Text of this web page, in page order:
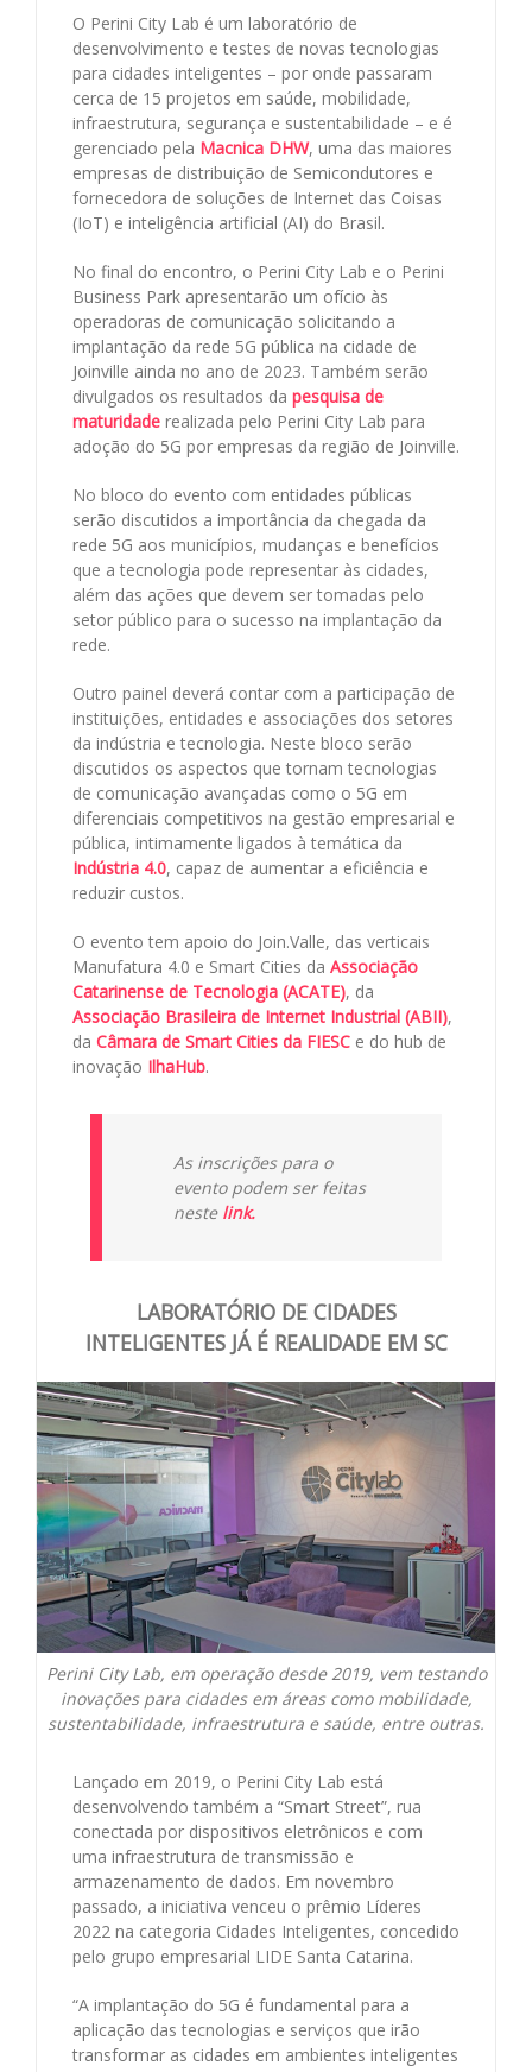
O Perini City Lab é um laboratório de
desenvolvimento e testes de novas tecnologias
para cidades inteligentes – por onde passaram
cerca de 15 projetos em saúde, mobilidade,
infraestrutura, segurança e sustentabilidade – e é
gerenciado pela Macnica DHW, uma das maiores
empresas de distribuição de Semicondutores e
fornecedora de soluções de Internet das Coisas
(IoT) e inteligência artificial (AI) do Brasil.
No final do encontro, o Perini City Lab e o Perini
Business Park apresentarão um ofício às
operadoras de comunicação solicitando a
implantação da rede 5G pública na cidade de
Joinville ainda no ano de 2023. Também serão
divulgados os resultados da pesquisa de
maturidade realizada pelo Perini City Lab para
adoção do 5G por empresas da região de Joinville.
No bloco do evento com entidades públicas
serão discutidos a importância da chegada da
rede 5G aos municípios, mudanças e benefícios
que a tecnologia pode representar às cidades,
além das ações que devem ser tomadas pelo
setor público para o sucesso na implantação da
rede.
Outro painel deverá contar com a participação de
instituições, entidades e associações dos setores
da indústria e tecnologia. Neste bloco serão
discutidos os aspectos que tornam tecnologias
de comunicação avançadas como o 5G em
diferenciais competitivos na gestão empresarial e
pública, intimamente ligados à temática da
Indústria 4.0, capaz de aumentar a eficiência e
reduzir custos.
O evento tem apoio do Join.Valle, das verticais
Manufatura 4.0 e Smart Cities da Associação
Catarinense de Tecnologia (ACATE), da
Associação Brasileira de Internet Industrial (ABII),
da Câmara de Smart Cities da FIESC e do hub de
inovação IlhaHub.
As inscrições para o
evento podem ser feitas
neste link.
LABORATÓRIO DE CIDADES
INTELIGENTES JÁ É REALIDADE EM SC
Perini City Lab, em operação desde 2019, vem testando
inovações para cidades em áreas como mobilidade,
sustentabilidade, infraestrutura e saúde, entre outras.
Lançado em 2019, o Perini City Lab está
desenvolvendo também a “Smart Street”, rua
conectada por dispositivos eletrônicos e com
uma infraestrutura de transmissão e
armazenamento de dados. Em novembro
passado, a iniciativa venceu o prêmio Líderes
2022 na categoria Cidades Inteligentes, concedido
pelo grupo empresarial LIDE Santa Catarina.
“A implantação do 5G é fundamental para a
aplicação das tecnologias e serviços que irão
transformar as cidades em ambientes inteligentes